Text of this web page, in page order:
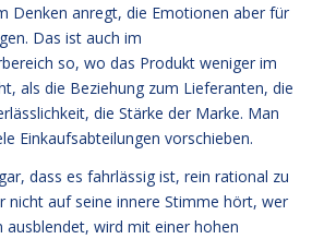
Denken anregt, die Emotionen aber für
Das ist auch im
so, wo das Produkt weniger im
als die Beziehung zum Lieferanten, die
die Stärke der Marke. Man
Einkaufsabteilungen vorschieben.
dass es fahrlässig ist, rein rational zu
nicht auf seine innere Stimme hört, wer
ausblendet, wird mit einer hohen